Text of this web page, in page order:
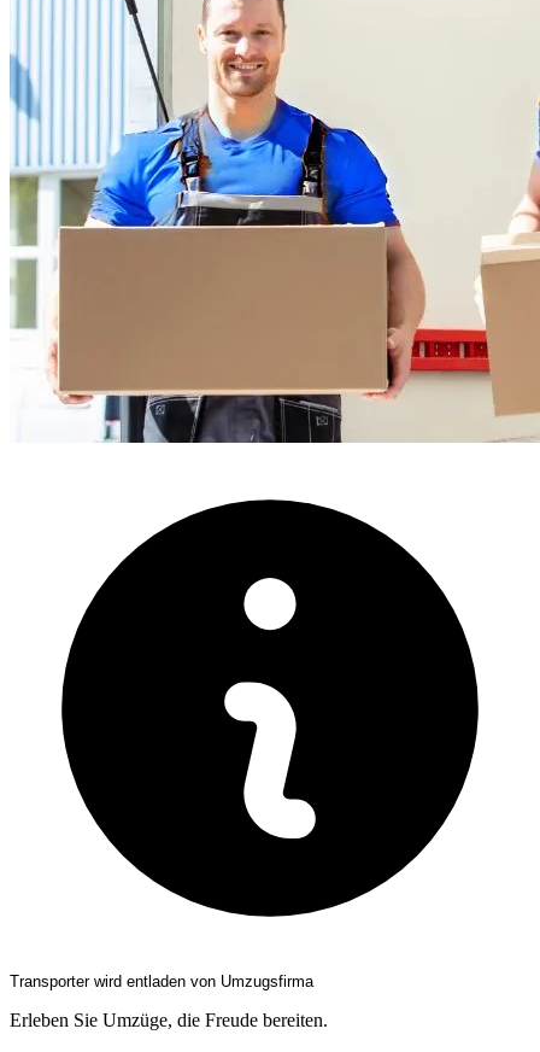
Transporter wird entladen von Umzugsfirma
Erleben Sie Umzüge, die Freude bereiten.